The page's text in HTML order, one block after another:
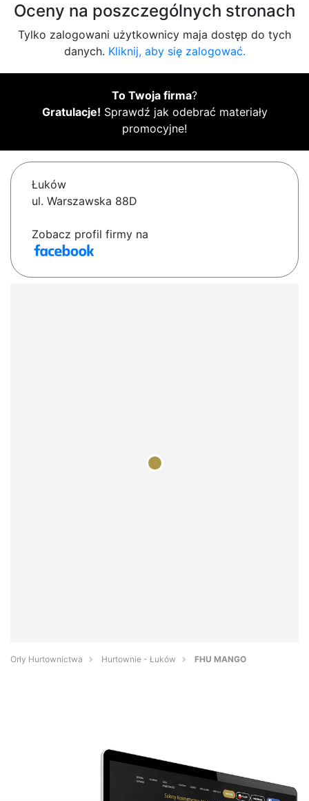
Oceny na poszczególnych stronach
Tylko zalogowani użytkownicy maja dostęp do tych
danych. Kliknij, aby się zalogować.
To Twoja firma?
Gratulacje! Sprawdź jak odebrać materiały
promocyjne!
Łuków
ul. Warszawska 88D
Zobacz profil firmy na
Orły Hurtownictwa Hurtownie - Łuków FHU MANGO